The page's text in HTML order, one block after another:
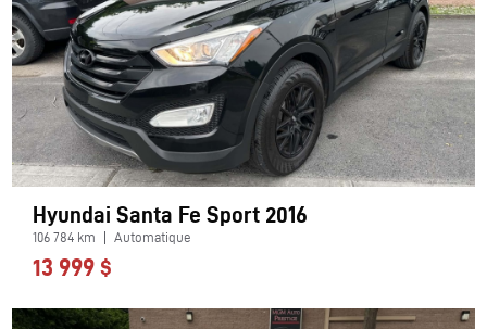
Hyundai Santa Fe Sport 2016
106 784 km Automatique
13 999 $